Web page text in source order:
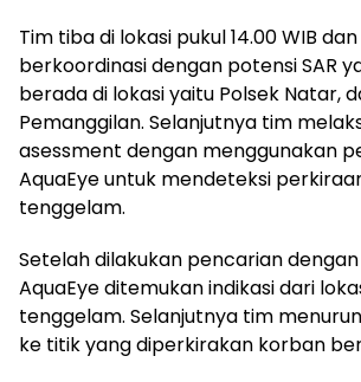
Tim tiba di lokasi pukul 14.00 WIB
berkoordinasi dengan potensi SAR
berada di lokasi yaitu Polsek Natar,
Pemanggilan. Selanjutnya tim
asessment dengan menggunakan
AquaEye untuk mendeteksi
tenggelam.
Setelah dilakukan pencarian
AquaEye ditemukan indikasi dari
tenggelam. Selanjutnya tim
ke titik yang diperkirakan korban